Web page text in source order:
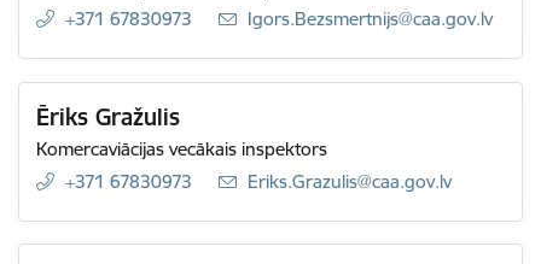
+371 67830973
E-pasts:
Igors.Bezsmertnijs@caa.gov.lv
Ēriks Gražulis
Komercaviācijas vecākais inspektors
+371 67830973
E-pasts:
Eriks.Grazulis@caa.gov.lv